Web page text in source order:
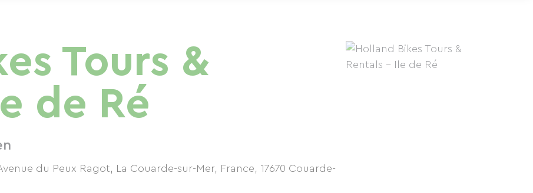
Tours &
de Ré
du Peux Ragot, La Couarde-sur-Mer, France, 17670 Couarde-